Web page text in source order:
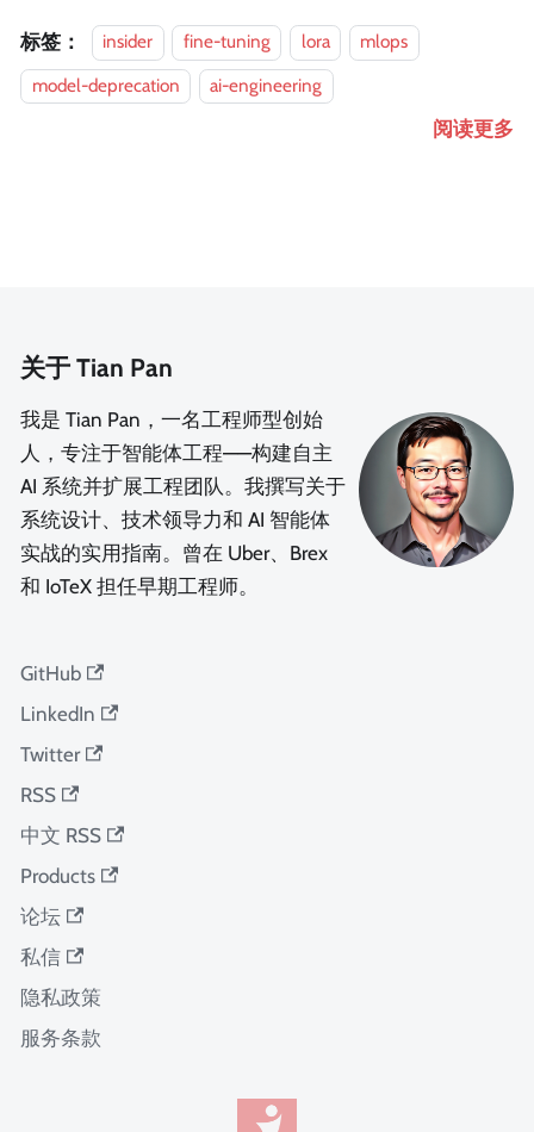
标签： insider fine-tuning lora
mlops
model-deprecation
ai-engineering
阅读更多
关于 Tian Pan
我是 Tian Pan，一名工程师型创始
人，专注于智能体工程——构建自主
AI 系统并扩展工程团队。我撰写关于
系统设计、技术领导力和 AI 智能体
实战的实用指南。曾在 Uber、Brex
和 IoTeX 担任早期工程师。
GitHub
LinkedIn
Twitter
RSS
中文 RSS
Products
论坛
私信
隐私政策
服务条款